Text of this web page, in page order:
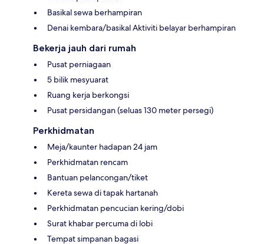
Basikal sewa berhampiran
Denai kembara/basikal Aktiviti belayar berhampiran
Bekerja jauh dari rumah
Pusat perniagaan
5 bilik mesyuarat
Ruang kerja berkongsi
Pusat persidangan (seluas 130 meter persegi)
Perkhidmatan
Meja/kaunter hadapan 24 jam
Perkhidmatan rencam
Bantuan pelancongan/tiket
Kereta sewa di tapak hartanah
Perkhidmatan pencucian kering/dobi
Surat khabar percuma di lobi
Tempat simpanan bagasi